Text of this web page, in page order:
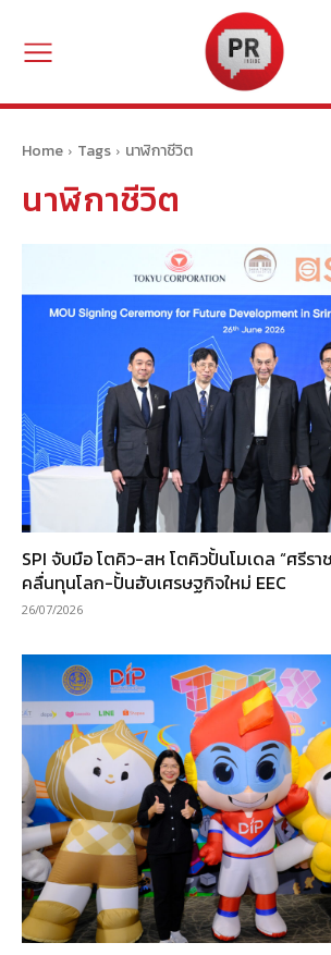
Home Tags นาฬิกาชีวิต
นาฬิกาชีวิต
SPI จับมือ โตคิว-สห โตคิวปั้นโมเดล “ศรีรา
คลื่นทุนโลก-ปั้นฮับเศรษฐกิจใหม่ EEC
26/07/2026